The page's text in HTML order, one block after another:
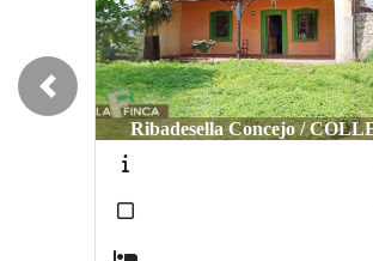
Ribadesella Concejo / COLLERA
Oviedo / PUMARÍN
Previous